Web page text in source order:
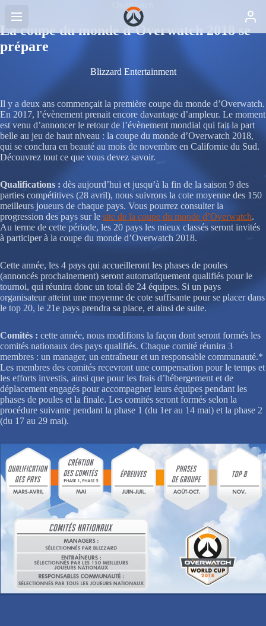
Overwatch
La coupe du monde d’Overwatch 2018 se
prépare
Blizzard Entertainment
Il y a deux ans commençait la première coupe du monde d’Overwatch.
En 2017, l’évènement prenait encore davantage d’ampleur. Le moment
est venu d’annoncer le retour de l’évènement mondial qui fait la part
belle au jeu de haut niveau : la coupe du monde d’Overwatch 2018,
qui se conclura en beauté au mois de novembre en Californie du Sud.
Découvrez tout ce que vous devez savoir.
Qualifications : dès aujourd’hui et jusqu’à la fin de la saison 9 des
parties compétitives (28 avril), nous suivrons la cote moyenne des 150
meilleurs joueurs de chaque pays. Vous pourrez consulter la
progression des pays sur le site de la coupe du monde d’Overwatch.
Au terme de cette période, les 20 pays les mieux classés seront invités
à participer à la coupe du monde d’Overwatch 2018.
Cette année, les 4 pays qui accueilleront les phases de poules
(annoncés prochainement) seront automatiquement qualifiés pour le
tournoi, qui réunira donc un total de 24 équipes. Si un pays
organisateur atteint une moyenne de cote suffisante pour se placer dans
le top 20, le 21e pays prendra sa place, et ainsi de suite.
Comités : cette année, nous modifions la façon dont seront formés les
comités nationaux des pays qualifiés. Chaque comité réunira 3
membres : un manager, un entraîneur et un responsable communauté.*
Les membres des comités recevront une compensation pour le temps et
les efforts investis, ainsi que pour les frais d’hébergement et de
déplacement engagés pour accompagner leurs équipes pendant les
phases de poules et la finale. Les comités seront formés selon la
procédure suivante pendant la phase 1 (du 1er au 14 mai) et la phase 2
(du 17 au 29 mai).